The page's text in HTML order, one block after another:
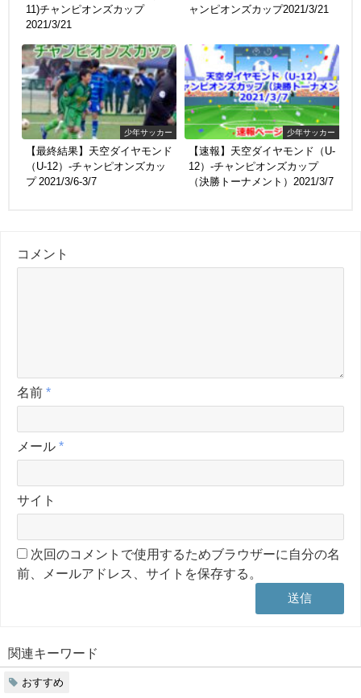
11)チャンピオンズカップ
2021/3/21
ャンピオンズカップ2021/3/21
少年サッカー
【最終結果】天空ダイヤモンド
（U-12）-チャンピオンズカッ
プ 2021/3/6-3/7
少年サッカー
【速報】天空ダイヤモンド（U-
12）-チャンピオンズカップ
（決勝トーナメント）2021/3/7
コメント
名前 *
メール *
サイト
次回のコメントで使用するためブラウザーに自分の名
前、メールアドレス、サイトを保存する。
関連キーワード
おすすめ